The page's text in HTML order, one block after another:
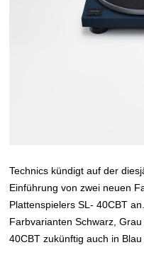
Technics kündigt auf der
Einführung von zwei neuen
Plattenspielers SL- 40CBT
Farbvarianten Schwarz,
40CBT zukünftig auch in